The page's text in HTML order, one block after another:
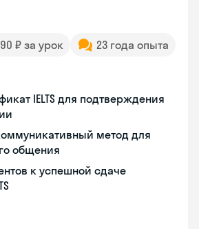
₽ за урок
23 года опыта
IELTS для подтверждения
метод для
общения
к успешной сдаче